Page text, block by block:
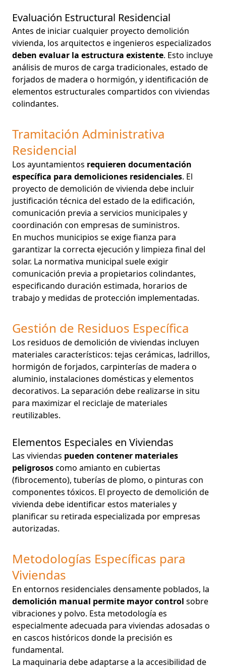
Evaluación Estructural Residencial
Antes de iniciar cualquier proyecto demolición
vivienda, los arquitectos e ingenieros especializados
deben evaluar la estructura existente. Esto incluye
análisis de muros de carga tradicionales, estado de
forjados de madera o hormigón, y identificación de
elementos estructurales compartidos con viviendas
colindantes.
Tramitación Administrativa
Residencial
Los ayuntamientos requieren documentación
específica para demoliciones residenciales. El
proyecto de demolición de vivienda debe incluir
justificación técnica del estado de la edificación,
comunicación previa a servicios municipales y
coordinación con empresas de suministros.
En muchos municipios se exige fianza para
garantizar la correcta ejecución y limpieza final del
solar. La normativa municipal suele exigir
comunicación previa a propietarios colindantes,
especificando duración estimada, horarios de
trabajo y medidas de protección implementadas.
Gestión de Residuos Específica
Los residuos de demolición de viviendas incluyen
materiales característicos: tejas cerámicas, ladrillos,
hormigón de forjados, carpinterías de madera o
aluminio, instalaciones domésticas y elementos
decorativos. La separación debe realizarse in situ
para maximizar el reciclaje de materiales
reutilizables.
Elementos Especiales en Viviendas
Las viviendas pueden contener materiales
peligrososcomo amianto en cubiertas
(fibrocemento), tuberías de plomo, o pinturas con
componentes tóxicos. El proyecto de demolición de
vivienda debe identificar estos materiales y
planificar su retirada especializada por empresas
autorizadas.
Metodologías Específicas para
Viviendas
En entornos residenciales densamente poblados, la
demolición manual permite mayor control sobre
vibraciones y polvo. Esta metodología es
especialmente adecuada para viviendas adosadas o
en cascos históricos donde la precisión es
fundamental.
La maquinaria debe adaptarse a la accesibilidad de